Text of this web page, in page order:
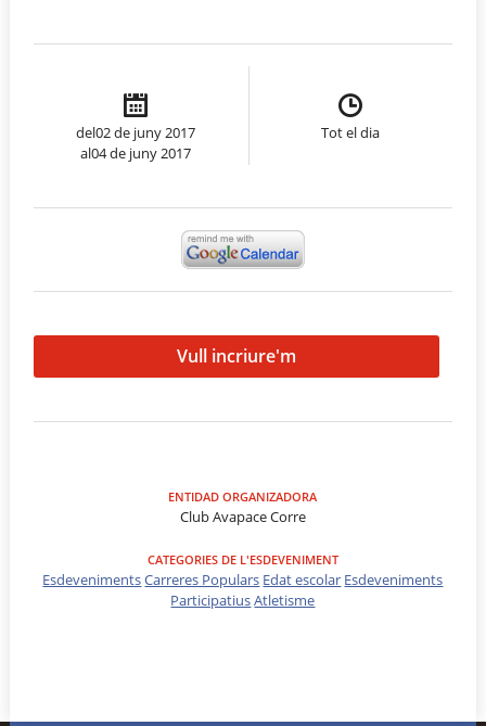
del02 de juny 2017
al04 de juny 2017
Tot el dia
Vull incriure'm
ENTIDAD ORGANIZADORA
Club Avapace Corre
CATEGORIES DE L'ESDEVENIMENT
EsdevenimentsCarreres Populars Edat escolar Esdeveniments
ParticipatiusAtletisme